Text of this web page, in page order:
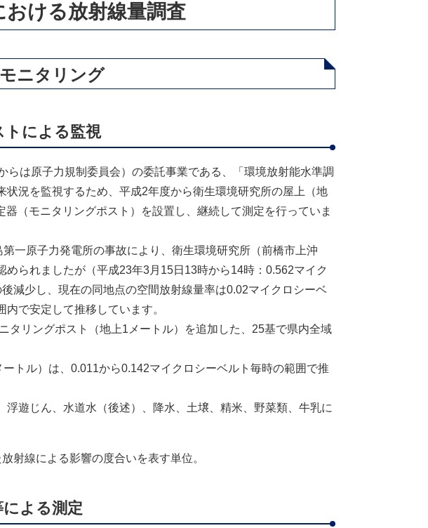
ける放射線量調査
ニタリング
トによる監視
は原子力規制委員会）の委託事業である、「環境放射能水準調
状況を監視するため、平成2年度から衛生環境研究所の屋上（地
器（モニタリングポスト）を設置し、継続して測定を行っていま
一原子力発電所の事故により、衛生環境研究所（前橋市上沖
められましたが（平成23年3月15日13時から14時：0.562マイク
減少し、現在の同地点の空間放射線量率は0.02マイクロシーベ
で安定して推移しています。
タリングポスト（地上1メートル）を追加した、25基で県内全域
トル）は、0.011から0.142マイクロシーベルト毎時の範囲で推
遊じん、水道水（後述）、降水、土壌、精米、野菜類、牛乳に
射線による影響の度合いを表す単位。
による測定